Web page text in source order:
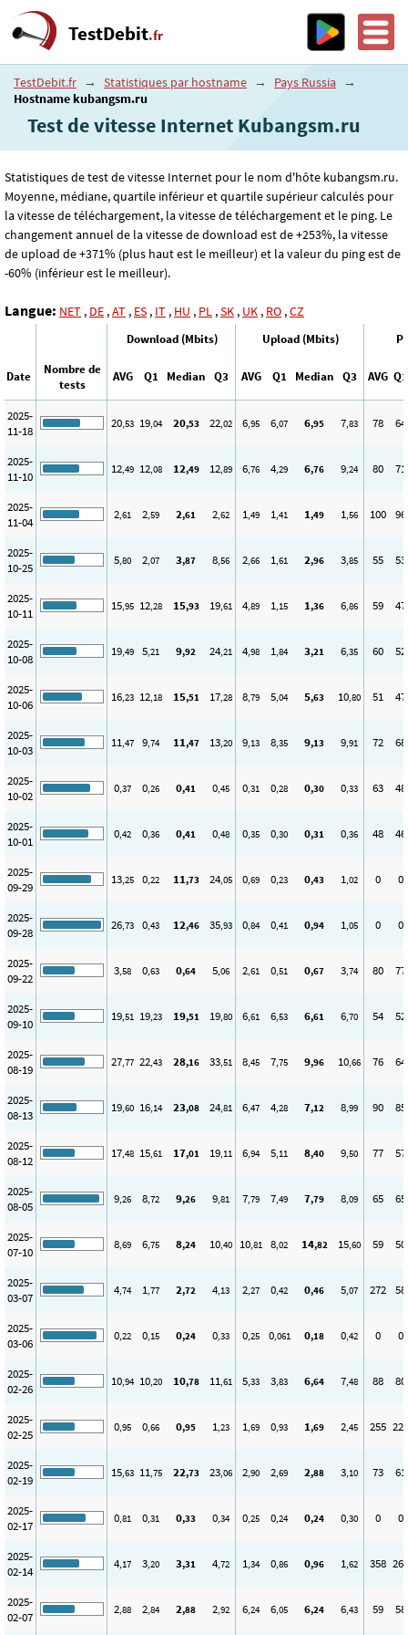
TestDebit.fr
TestDebit.fr → Statistiques par hostname → Pays Russia →
Hostname kubangsm.ru
Test de vitesse Internet Kubangsm.ru
Statistiques de test de vitesse Internet pour le nom d'hôte kubangsm.ru.
Moyenne, médiane, quartile inférieur et quartile supérieur calculés pour
la vitesse de téléchargement, la vitesse de téléchargement et le ping. Le
changement annuel de la vitesse de download est de +253%, la vitesse
de upload de +371% (plus haut est le meilleur) et la valeur du ping est de
-60% (inférieur est le meilleur).
Langue: NET , DE ,AT , ES , IT , HU , PL ,SK , UK , RO ,CZ
Download (Mbits) Upload (Mbits)
Date
Nombre de
tests
AVG Q1 Median Q3 AVG Q1 Median Q3 AVG Q1
2025-
11-18
20,53 19,04 20,53 22,02 6,95 6,07 6,95 7,83 78 64
2025-
11-10
12,49 12,08 12,49 12,89 6,76 4,29 6,76 9,24 80 71
2025-
11-04
2,61 2,59 2,61 2,62 1,49 1,41 1,49 1,56 100 96
2025-
10-25
5,80 2,07 3,87 8,56 2,66 1,61 2,96 3,85 55 53
2025-
10-11
15,95 12,28 15,93 19,61 4,89 1,15 1,36 6,86 59 47
2025-
10-08
19,49 5,21 9,92 24,21 4,98 1,84 3,21 6,35 60 52
2025-
10-06
16,23 12,18 15,51 17,28 8,79 5,04 5,63 10,80 51 47
2025-
10-03
11,47 9,74 11,47 13,20 9,13 8,35 9,13 9,91 72 68
2025-
10-02
0,37 0,26 0,41 0,45 0,31 0,28 0,30 0,33 63 48
2025-
10-01
0,42 0,36 0,41 0,48 0,35 0,30 0,31 0,36 48 46
2025-
09-29
13,25 0,22 11,73 24,05 0,69 0,23 0,43 1,02 0 0
2025-
09-28
26,73 0,43 12,46 35,93 0,84 0,41 0,94 1,05 0 0
2025-
09-22
3,58 0,63 0,64 5,06 2,61 0,51 0,67 3,74 80 77
2025-
09-10
19,51 19,23 19,51 19,80 6,61 6,53 6,61 6,70 54 52
2025-
08-19
27,77 22,43 28,16 33,51 8,45 7,75 9,96 10,66 76 64
2025-
08-13
19,60 16,14 23,08 24,81 6,47 4,28 7,12 8,99 90 85
2025-
08-12
17,48 15,61 17,01 19,11 6,94 5,11 8,40 9,50 77 57
2025-
08-05
9,26 8,72 9,26 9,81 7,79 7,49 7,79 8,09 65 65
2025-
07-10
8,69 6,75 8,24 10,40 10,81 8,02 14,82 15,60 59 50
2025-
03-07
4,74 1,77 2,72 4,13 2,27 0,42 0,46 5,07 272 58
2025-
03-06
0,22 0,15 0,24 0,33 0,25 0,061 0,18 0,42 0 0
2025-
02-26
10,94 10,20 10,78 11,61 5,33 3,83 6,64 7,48 88 80
2025-
02-25
0,95 0,66 0,95 1,23 1,69 0,93 1,69 2,45 255 227
2025-
02-19
15,63 11,75 22,73 23,06 2,90 2,69 2,88 3,10 73 61
2025-
02-17
0,81 0,31 0,33 0,34 0,25 0,24 0,24 0,30 0 0
2025-
02-14
4,17 3,20 3,31 4,72 1,34 0,86 0,96 1,62 358 269
2025-
02-07
2,88 2,84 2,88 2,92 6,24 6,05 6,24 6,43 59 58